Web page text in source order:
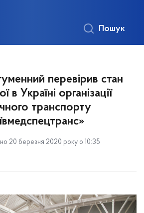
Пошук
перевірив стан
в Україні організації
транспорту
20 березня 2020 року о 10:35